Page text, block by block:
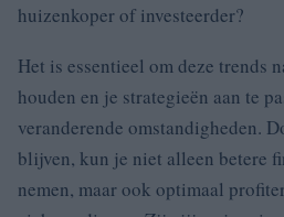
huizenkoper of investeerder?
Het is essentieel om deze trends
houden en je strategieën aan te
veranderende omstandigheden.
blijven, kun je niet alleen betere
nemen, maar ook optimaal